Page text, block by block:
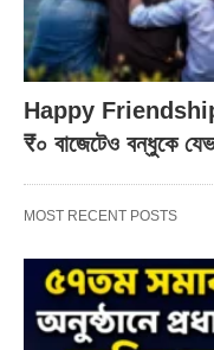
Happy Friendship
₹০ বাজেটেও বন্ধুকে
MOST RECENT POSTS